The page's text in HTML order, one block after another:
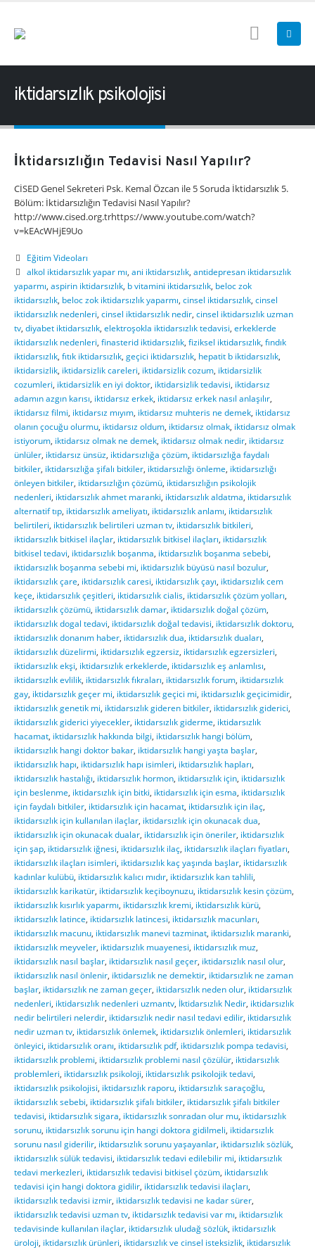
iktidarsızlık psikolojisi
İktidarsızlığın Tedavisi Nasıl Yapılır?
CİSED Genel Sekreteri Psk. Kemal Özcan ile 5 Soruda İktidarsızlık 5.
Bölüm: İktidarsızlığın Tedavisi Nasıl Yapılır?
http://www.cised.org.trhttps://www.youtube.com/watch?
v=kEAcWHjE9Uo
Eğitim Videoları
alkol iktidarsızlık yapar mı, ani iktidarsızlık, antidepresan iktidarsızlık
yaparmı, aspirin iktidarsızlık, b vitamini iktidarsızlık, beloc zok
iktidarsızlık, beloc zok iktidarsızlık yaparmı, cinsel iktidarsızlık, cinsel
iktidarsızlık nedenleri, cinsel iktidarsızlık nedir, cinsel iktidarsızlık uzman
tv, diyabet iktidarsızlık, elektroşokla iktidarsızlık tedavisi, erkeklerde
iktidarsızlık nedenleri, finasterid iktidarsızlık, fiziksel iktidarsızlık, fındık
iktidarsızlık, fıtık iktidarsızlık, geçici iktidarsızlık, hepatit b iktidarsızlık,
iktidarsizlik, iktidarsizlik careleri, iktidarsizlik cozum, iktidarsizlik
cozumleri, iktidarsizlik en iyi doktor, iktidarsizlik tedavisi, iktidarsız
adamın azgın karısı, iktidarsız erkek, iktidarsız erkek nasıl anlaşılır,
iktidarsız filmi, iktidarsız mıyım, iktidarsız muhteris ne demek, iktidarsız
olanın çocuğu olurmu, iktidarsız oldum, iktidarsız olmak, iktidarsız olmak
istiyorum, iktidarsız olmak ne demek, iktidarsız olmak nedir, iktidarsız
ünlüler, iktidarsız ünsüz, iktidarsızlığa çözüm, iktidarsızlığa faydalı
bitkiler, iktidarsızlığa şifalı bitkiler, iktidarsızlığı önleme, iktidarsızlığı
önleyen bitkiler, iktidarsızlığın çözümü, iktidarsızlığın psikolojik
nedenleri, iktidarsızlık ahmet maranki, iktidarsızlık aldatma, iktidarsızlık
alternatif tıp, iktidarsızlık ameliyatı, iktidarsızlık anlamı, iktidarsızlık
belirtileri, iktidarsızlık belirtileri uzman tv, iktidarsızlık bitkileri,
iktidarsızlık bitkisel ilaçlar, iktidarsızlık bitkisel ilaçları, iktidarsızlık
bitkisel tedavi, iktidarsızlık boşanma, iktidarsızlık boşanma sebebi,
iktidarsızlık boşanma sebebi mi, iktidarsızlık büyüsü nasıl bozulur,
iktidarsızlık çare, iktidarsızlık caresi, iktidarsızlık çayı, iktidarsızlık cem
keçe, iktidarsızlık çeşitleri, iktidarsızlık cialis, iktidarsızlık çözüm yolları,
iktidarsızlık çözümü, iktidarsızlık damar, iktidarsızlık doğal çözüm,
iktidarsızlık dogal tedavi, iktidarsızlık doğal tedavisi, iktidarsızlık doktoru,
iktidarsızlık donanım haber, iktidarsızlık dua, iktidarsızlık duaları,
iktidarsızlık düzelirmi, iktidarsızlık egzersiz, iktidarsızlık egzersizleri,
iktidarsızlık ekşi, iktidarsızlık erkeklerde, iktidarsızlık eş anlamlısı,
iktidarsızlık evlilik, iktidarsızlık fıkraları, iktidarsızlık forum, iktidarsızlık
gay, iktidarsızlık geçer mi, iktidarsızlık geçici mi, iktidarsızlık geçicimidir,
iktidarsızlık genetik mi, iktidarsızlık gideren bitkiler, iktidarsızlık giderici,
iktidarsızlık giderici yiyecekler, iktidarsızlık giderme, iktidarsızlık
hacamat, iktidarsızlık hakkında bilgi, iktidarsızlık hangi bölüm,
iktidarsızlık hangi doktor bakar, iktidarsızlık hangi yaşta başlar,
iktidarsızlık hapı, iktidarsızlık hapı isimleri, iktidarsızlık hapları,
iktidarsızlık hastalığı, iktidarsızlık hormon, iktidarsızlık için, iktidarsızlık
için beslenme, iktidarsızlık için bitki, iktidarsızlık için esma, iktidarsızlık
için faydalı bitkiler, iktidarsızlık için hacamat, iktidarsızlık için ilaç,
iktidarsızlık için kullanılan ilaçlar, iktidarsızlık için okunacak dua,
iktidarsızlık için okunacak dualar, iktidarsızlık için öneriler, iktidarsızlık
için şap, iktidarsızlık iğnesi, iktidarsızlık ilaç, iktidarsızlık ilaçları fiyatları,
iktidarsızlık ilaçları isimleri, iktidarsızlık kaç yaşında başlar, iktidarsızlık
kadınlar kulübü, iktidarsızlık kalıcı mıdır, iktidarsızlık kan tahlili,
iktidarsızlık karikatür, iktidarsızlık keçiboynuzu, iktidarsızlık kesin çözüm,
iktidarsızlık kısırlık yaparmı, iktidarsızlık kremi, iktidarsızlık kürü,
iktidarsızlık latince, iktidarsızlık latincesi, iktidarsızlık macunları,
iktidarsızlık macunu, iktidarsızlık manevi tazminat, iktidarsızlık maranki,
iktidarsızlık meyveler, iktidarsızlık muayenesi, iktidarsızlık muz,
iktidarsızlık nasıl başlar, iktidarsızlık nasıl geçer, iktidarsızlık nasıl olur,
iktidarsızlık nasıl önlenir, iktidarsızlık ne demektir, iktidarsızlık ne zaman
başlar, iktidarsızlık ne zaman geçer, iktidarsızlık neden olur, iktidarsızlık
nedenleri, iktidarsızlık nedenleri uzmantv, İktidarsızlık Nedir, iktidarsızlık
nedir belirtileri nelerdir, iktidarsızlık nedir nasıl tedavi edilir, iktidarsızlık
nedir uzman tv, iktidarsızlık önlemek, iktidarsızlık önlemleri, iktidarsızlık
önleyici, iktidarsızlık oranı, iktidarsızlık pdf, iktidarsızlık pompa tedavisi,
iktidarsızlık problemi, iktidarsızlık problemi nasıl çözülür, iktidarsızlık
problemleri, iktidarsızlık psikoloji, iktidarsızlık psikolojik tedavi,
iktidarsızlık psikolojisi, iktidarsızlık raporu, iktidarsızlık saraçoğlu,
iktidarsızlık sebebi, iktidarsızlık şifalı bitkiler, iktidarsızlık şifalı bitkiler
tedavisi, iktidarsızlık sigara, iktidarsızlık sonradan olur mu, iktidarsızlık
sorunu, iktidarsızlık sorunu için hangi doktora gidilmeli, iktidarsızlık
sorunu nasıl giderilir, iktidarsızlık sorunu yaşayanlar, iktidarsızlık sözlük,
iktidarsızlık sülük tedavisi, iktidarsızlık tedavi edilebilir mi, iktidarsızlık
tedavi merkezleri, iktidarsızlık tedavisi bitkisel çözüm, iktidarsızlık
tedavisi için hangi doktora gidilir, iktidarsızlık tedavisi ilaçları,
iktidarsızlık tedavisi izmir, iktidarsızlık tedavisi ne kadar sürer,
iktidarsızlık tedavisi uzman tv, iktidarsızlık tedavisi var mı, iktidarsızlık
tedavisinde kullanılan ilaçlar, iktidarsızlık uludağ sözlük, iktidarsızlık
üroloji, iktidarsızlık ürünleri, iktidarsızlık ve cinsel isteksizlik, iktidarsızlık